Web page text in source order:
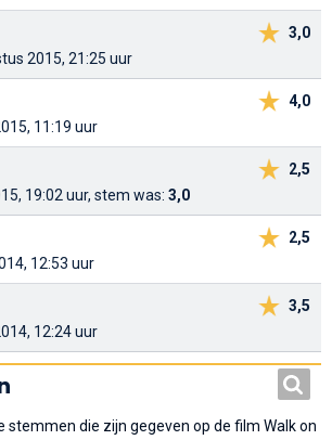
3,0
2015, 21:25 uur
4,0
11:19 uur
2,5
19:02 uur, stem was: 3,0
2,5
12:53 uur
3,5
12:24 uur
stemmen die zijn gegeven op de film Walk on